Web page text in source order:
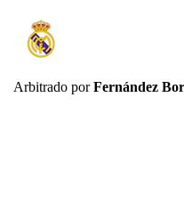
Arbitrado porFernández